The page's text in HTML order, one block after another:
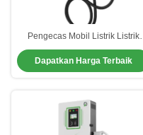
Pengecas Mobil Listrik Listrik
16A/32A Produk Alias GBT EV
Pengecas Cepat Mode Memulai
APP.OCPP1.6J
Dapatkan Harga Terbaik